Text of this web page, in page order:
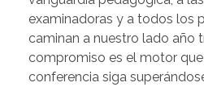
examinadoras y a todos los
caminan a nuestro lado año
compromiso es el motor
conferencia siga